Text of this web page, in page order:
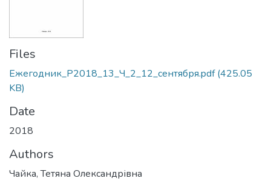
Files
Ежегодник_Р2018_13_Ч_2_12_сентября.pdf(425.05
KB)
Date
2018
Authors
Чайка, Тетяна Олександрівна